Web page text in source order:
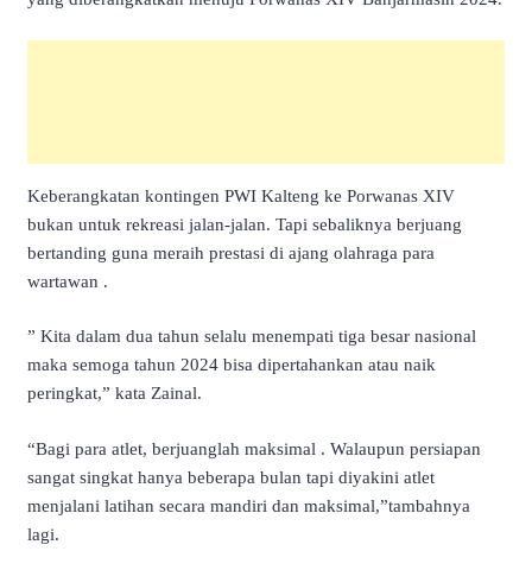
Keberangkatan kontingen PWI Kalteng ke Porwanas XIV
bukan untuk rekreasi jalan-jalan. Tapi sebaliknya berjuang
bertanding guna meraih prestasi di ajang olahraga para
wartawan .
” Kita dalam dua tahun selalu menempati tiga besar nasional
maka semoga tahun 2024 bisa dipertahankan atau naik
peringkat,” kata Zainal.
“Bagi para atlet, berjuanglah maksimal . Walaupun persiapan
sangat singkat hanya beberapa bulan tapi diyakini atlet
menjalani latihan secara mandiri dan maksimal,”tambahnya
lagi.